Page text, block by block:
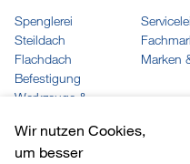
Spenglerei
Steildach
Flachdach
Befestigung
Werkzeuge &
Trapez- und Wellprofile
Kleben, Dichten &
Marken
Wir nutzen Cookies,
um besser